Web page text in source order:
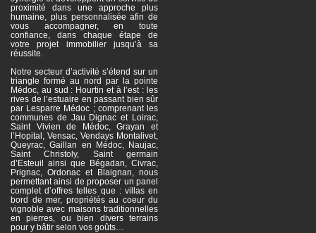
proximité dans une approche plus
humaine, plus personnalisée afin de
vous accompagner, en toute
confiance, dans chaque étape de
votre projet immobilier jusqu’à sa
réussite.
Notre secteur d’activité s’étend sur un
triangle formé au nord par la pointe
Médoc, au sud : Hourtin et à l’est : les
rives de l’estuaire en passant bien sûr
par Lesparre Médoc ; comprenant les
communes de Jau Dignac et Loirac,
Saint Vivien de Médoc, Grayan et
l’Hopital, Vensac, Vendays Montalivet,
Queyrac, Gaillan en Médoc, Naujac,
Saint Christoly, Saint germain
d’Esteuil ainsi que Bégadan, Civrac,
Prignac, Ordonac et Blaignan, nous
permettant ainsi de proposer un panel
complet d’offres telles que : villas en
bord de mer, propriétés au coeur du
vignoble avec maisons traditionnelles
en pierres, ou bien divers terrains
pour y bâtir selon vos goûts…